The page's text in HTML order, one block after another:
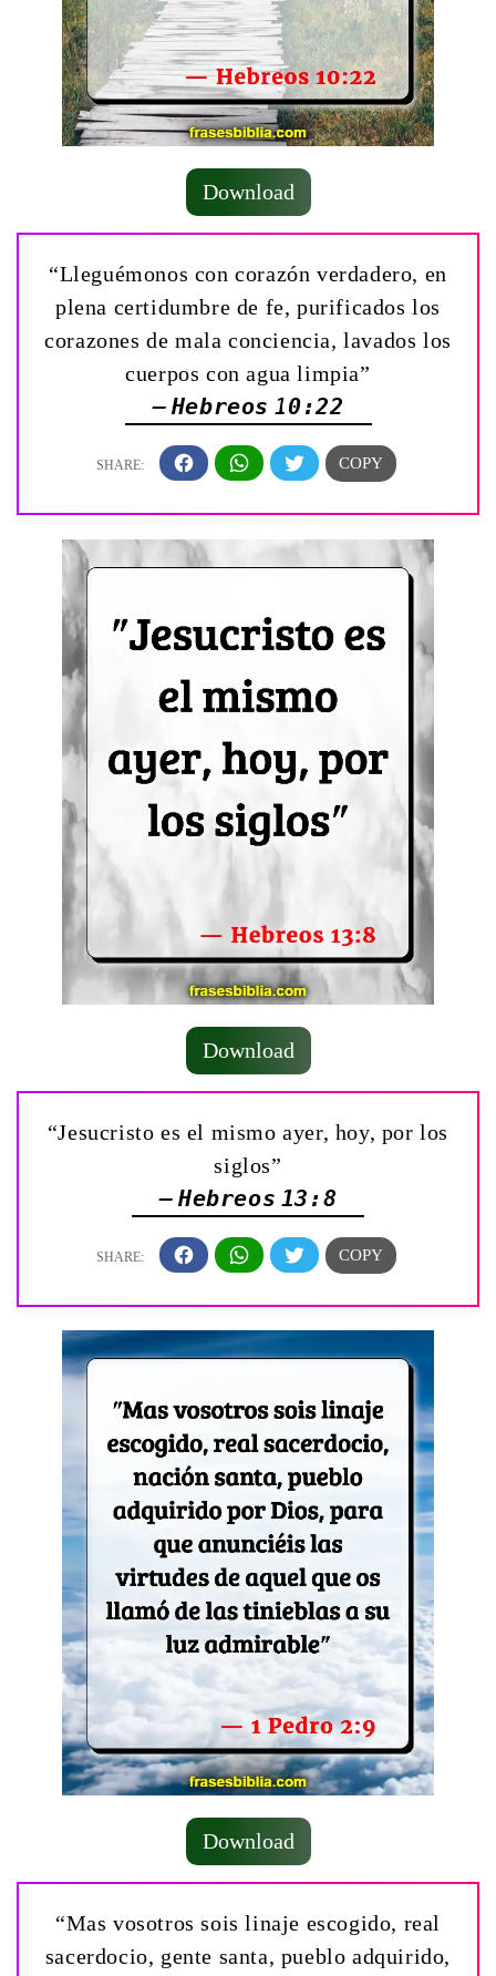
Download
“Lleguémonos con corazón verdadero, en
plena certidumbre de fe, purificados los
corazones de mala conciencia, lavados los
cuerpos con agua limpia”
— Hebreos 10:22
Download
“Jesucristo es el mismo ayer, hoy, por los
siglos”
— Hebreos 13:8
Download
“Mas vosotros sois linaje escogido, real
sacerdocio, gente santa, pueblo adquirido,